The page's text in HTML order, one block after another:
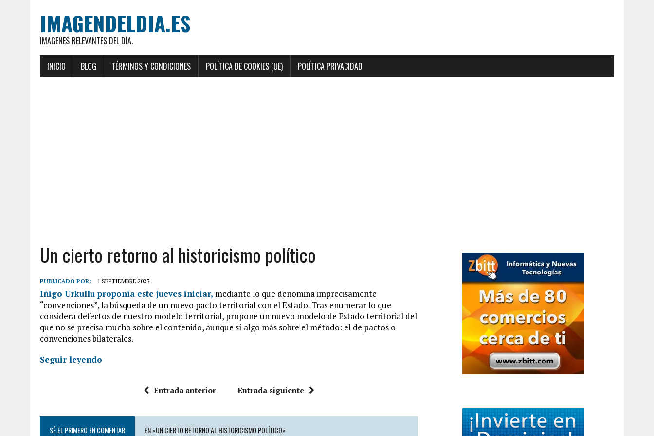
IMAGENDELDIA.ES
IMAGENES RELEVANTES DEL DÍA.
INICIO BLOG TÉRMINOS Y CONDICIONES POLÍTICA DE COOKIES (UE) POLÍTICA PRIVACIDAD
Un cierto retorno al historicismo político
PUBLICADO POR: 1 SEPTIEMBRE 2023
Iñigo Urkullu proponía este jueves iniciar, mediante lo que denomina imprecisamente
“convenciones”, la búsqueda de un nuevo pacto territorial con el Estado. Tras enumerar lo que
considera defectos de nuestro modelo territorial, propone un nuevo modelo de Estado territorial del
que no se precisa mucho sobre el contenido, aunque sí algo más sobre el método: el de pactos o
convenciones bilaterales.
Seguir leyendo
Entrada anterior Entrada siguiente
SÉ EL PRIMERO EN COMENTAR EN «UN CIERTO RETORNO AL HISTORICISMO POLÍTICO»